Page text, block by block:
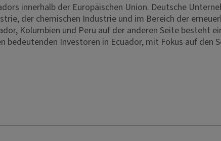
innerhalb der Europäischen Union. Deutsche
der chemischen Industrie und im Bereich der
Kolumbien und Peru auf der anderen Seite besteht
bedeutenden Investoren in Ecuador, mit Fokus auf den